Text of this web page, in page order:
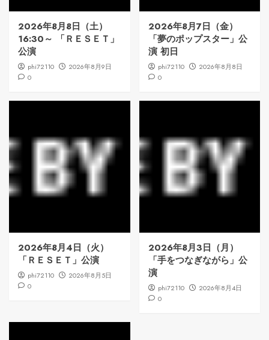
2026年8月8日（土）
16:30～ 「ＲＥＳＥＴ」
公演
phi72110
2026年8月9日
0
2026年8月7日（金）
「夢のポップスター」公
演 初日
phi72110
2026年8月8日
0
2026年8月4日（火）
「ＲＥＳＥＴ」公演
phi72110
2026年8月5日
0
2026年8月3日（月）
「手をつなぎながら」公
演
phi72110
2026年8月4日
0